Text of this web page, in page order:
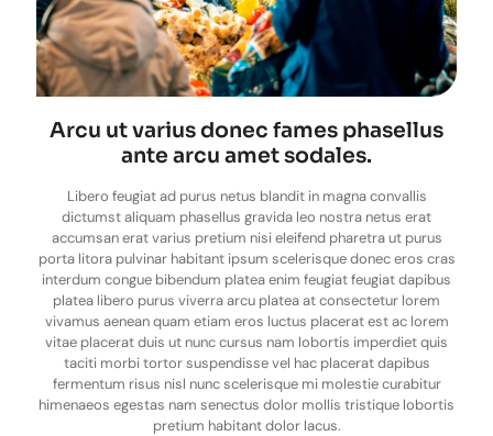
Arcu ut varius donec fames phasellus
ante arcu amet sodales.
Libero feugiat ad purus netus blandit in magna convallis
dictumst aliquam phasellus gravida leo nostra netus erat
accumsan erat varius pretium nisi eleifend pharetra ut purus
porta litora pulvinar habitant ipsum scelerisque donec eros cras
interdum congue bibendum platea enim feugiat feugiat dapibus
platea libero purus viverra arcu platea at consectetur lorem
vivamus aenean quam etiam eros luctus placerat est ac lorem
vitae placerat duis ut nunc cursus nam lobortis imperdiet quis
taciti morbi tortor suspendisse vel hac placerat dapibus
fermentum risus nisl nunc scelerisque mi molestie curabitur
himenaeos egestas nam senectus dolor mollis tristique lobortis
pretium habitant dolor lacus.